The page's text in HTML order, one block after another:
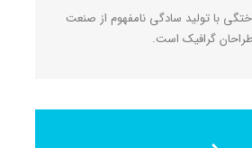
با تولید سادگی نامفهوم از صنعت
گرافیک است.